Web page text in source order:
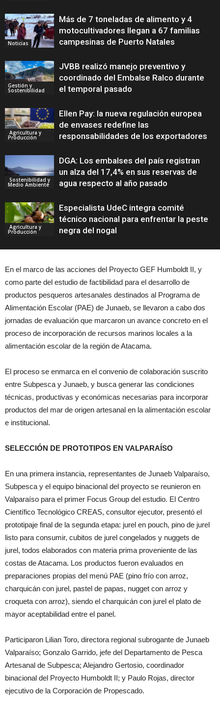
Noticias
Más de 7 toneladas de alimento y 4
motocultivadores llegan a 67 familias
campesinas de Puerto Natales
Gestión y
Sostenibilidad
JVBB realizó manejo preventivo y
coordinado del Embalse Ralco durante
el temporal pasado
Agricultura y
Producción
Ellen Pay: la nueva regulación europea
de envases redefine las
responsabilidades de los exportadores
Sostenibilidad y
Medio Ambiente
DGA: Los embalses del país registran
un alza del 17,4% en sus reservas de
agua respecto al año pasado
Agricultura y
Producción
Especialista UdeC integra comité
técnico nacional para enfrentar la peste
negra del nogal
En el marco de las acciones del Proyecto GEF Humboldt II, y
como parte del estudio de factibilidad para el desarrollo de
productos pesqueros artesanales destinados al Programa de
Alimentación Escolar (PAE) de Junaeb, se llevaron a cabo dos
jornadas de evaluación que marcaron un avance concreto en el
proceso de incorporación de recursos marinos locales a la
alimentación escolar de la región de Atacama.
El proceso se enmarca en el convenio de colaboración suscrito
entre Subpesca y Junaeb, y busca generar las condiciones
técnicas, productivas y económicas necesarias para incorporar
productos del mar de origen artesanal en la alimentación escolar
e institucional.
SELECCIÓN DE PROTOTIPOS EN VALPARAÍSO
En una primera instancia, representantes de Junaeb Valparaíso,
Subpesca y el equipo binacional del proyecto se reunieron en
Valparaíso para el primer Focus Group del estudio. El Centro
Científico Tecnológico CREAS, consultor ejecutor, presentó el
prototipaje final de la segunda etapa: jurel en pouch, pino de jurel
listo para consumir, cubitos de jurel congelados y nuggets de
jurel, todos elaborados con materia prima proveniente de las
costas de Atacama. Los productos fueron evaluados en
preparaciones propias del menú PAE (pino frío con arroz,
charquicán con jurel, pastel de papas, nugget con arroz y
croqueta con arroz), siendo el charquicán con jurel el plato de
mayor aceptabilidad entre el panel.
Participaron Lilian Toro, directora regional subrogante de Junaeb
Valparaíso; Gonzalo Garrido, jefe del Departamento de Pesca
Artesanal de Subpesca; Alejandro Gertosio, coordinador
binacional del Proyecto Humboldt II; y Paulo Rojas, director
ejecutivo de la Corporación de Propescado.